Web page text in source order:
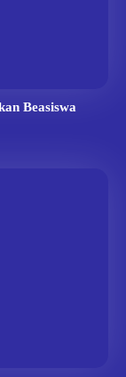
Beasiswa